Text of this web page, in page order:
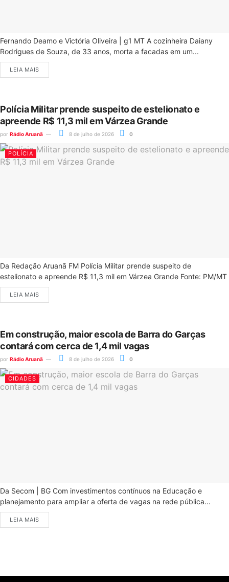
Fernando Deamo e Victória Oliveira | g1 MT A cozinheira Daiany
Rodrigues de Souza, de 33 anos, morta a facadas em um...
LEIA MAIS
Polícia Militar prende suspeito de estelionato e
apreende R$ 11,3 mil em Várzea Grande
por Rádio Aruanã 8 de julho de 2026 0
POLÍCIA
Da Redação Aruanã FM Polícia Militar prende suspeito de
estelionato e apreende R$ 11,3 mil em Várzea Grande Fonte: PM/MT
LEIA MAIS
Em construção, maior escola de Barra do Garças
contará com cerca de 1,4 mil vagas
por Rádio Aruanã 8 de julho de 2026 0
CIDADES
Da Secom | BG Com investimentos contínuos na Educação e
planejamento para ampliar a oferta de vagas na rede pública...
LEIA MAIS